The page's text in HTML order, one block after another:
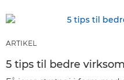
ARTIKEL
5 tips til bedre